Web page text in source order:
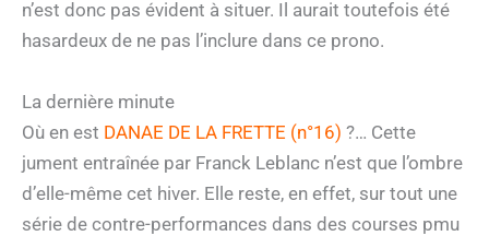
n’est donc pas évident à situer. Il aurait toutefois été
hasardeux de ne pas l’inclure dans ce prono.
La dernière minute
Où en est DANAE DE LA FRETTE (n°16) ?… Cette
jument entraînée par Franck Leblanc n’est que l’ombre
d’elle-même cet hiver. Elle reste, en effet, sur tout une
série de contre-performances dans des courses pmu